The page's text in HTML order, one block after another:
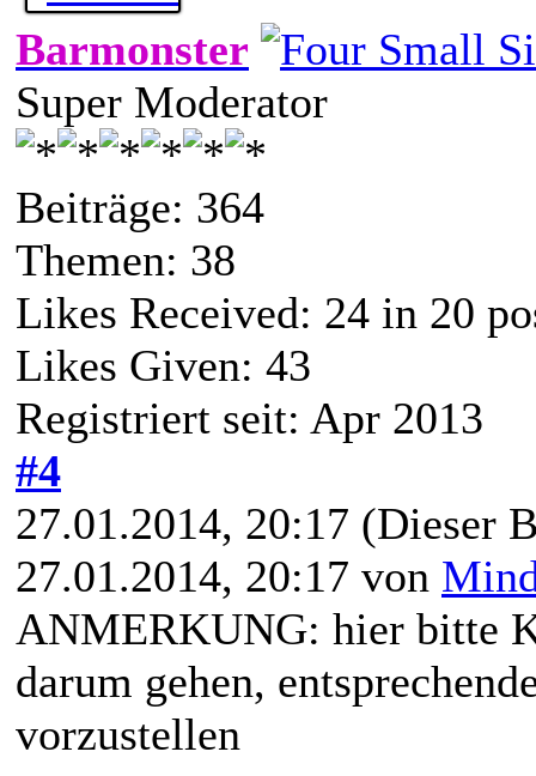
Barmonster
Super Moderator
Beiträge: 364
Themen: 38
Likes Received: 24 in 20
Likes Given: 43
Registriert seit: Apr 2013
#4
27.01.2014, 20:17 (Dieser
27.01.2014, 20:17 von
ANMERKUNG: hier bitte
darum gehen,
vorzustellen